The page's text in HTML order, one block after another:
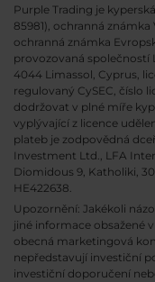
Purple Trading je
85981), ochranná známka
ochranná známka
provozovaná společností
4044 Limassol, Cyprus,
regulovaný CySEC, číslo
dodržovat v plné míře
vyplývající z licence
plateb je zodpovědná
Investment Ltd., LFA
Diomidous 9, Katholiki,
HE422638.
Upozornění: Jakékoli
jiné informace obsažené
obecná marketingová
nepředstavují investiční
investiční doporučení